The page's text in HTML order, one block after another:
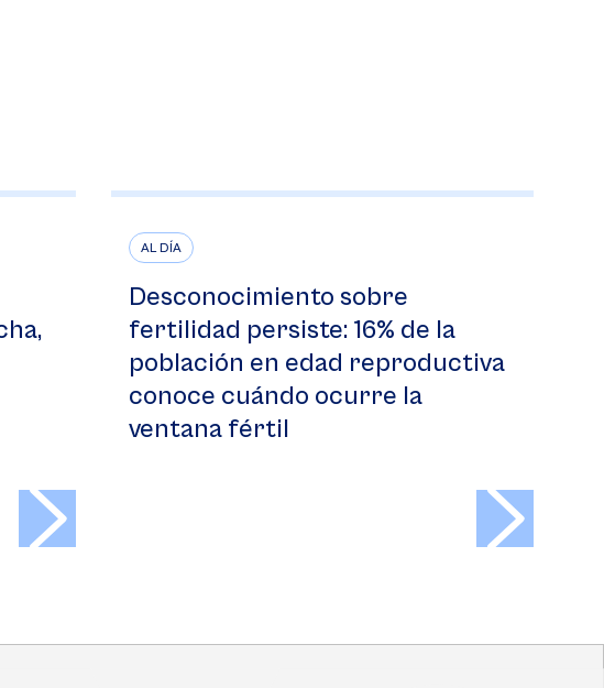
AL DÍA
Desconocimiento sobre
fertilidad persiste: 16% de la
población en edad reproductiva
conoce cuándo ocurre la
ventana fértil